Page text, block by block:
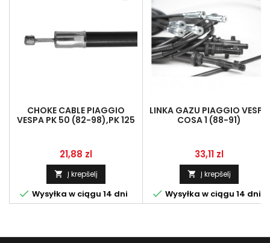
CHOKE CABLE PIAGGIO
VESPA PK 50 (82-98),PK 125
Kaina
21,88 zl
 Į krepšelį
 Wysyłka w ciągu 14 dni
LINKA GAZU PIAGGIO VESPA
COSA 1 (88-91)
Kaina
33,11 zl
 Į krepšelį
 Wysyłka w ciągu 14 dni